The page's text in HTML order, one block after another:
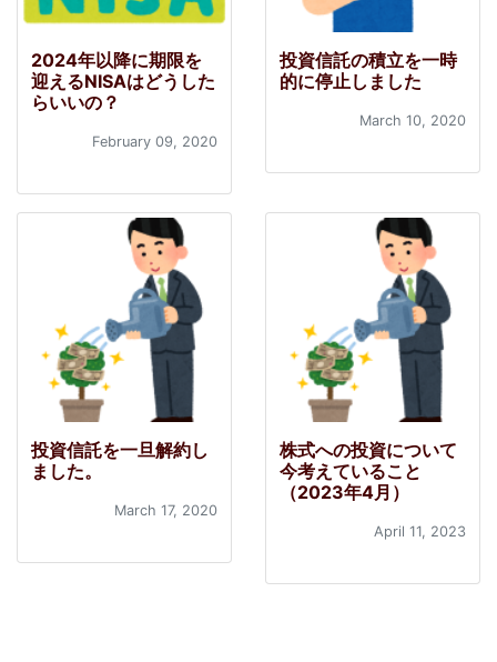
2024年以降に期限を
迎えるNISAはどうした
らいいの？
February 09, 2020
投資信託の積立を一時
的に停止しました
March 10, 2020
投資信託を一旦解約し
ました。
March 17, 2020
株式への投資について
今考えていること
（2023年4月）
April 11, 2023